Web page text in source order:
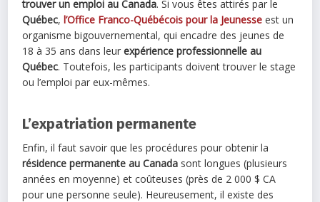
trouver un emploi au Canada. Si vous êtes attirés par le
Québec, l’Office Franco-Québécois pour la Jeunesse est un
organisme bigouvernemental, qui encadre des jeunes de
18 à 35 ans dans leurexpérience professionnelle au
Québec. Toutefois, les participants doivent trouver le stage
ou l’emploi par eux-mêmes.
L’expatriation permanente
Enfin, il faut savoir que les procédures pour obtenir la
résidence permanente au Canada sont longues (plusieurs
années en moyenne) et coûteuses (près de 2 000 $ CA
pour une personne seule). Heureusement, il existe des